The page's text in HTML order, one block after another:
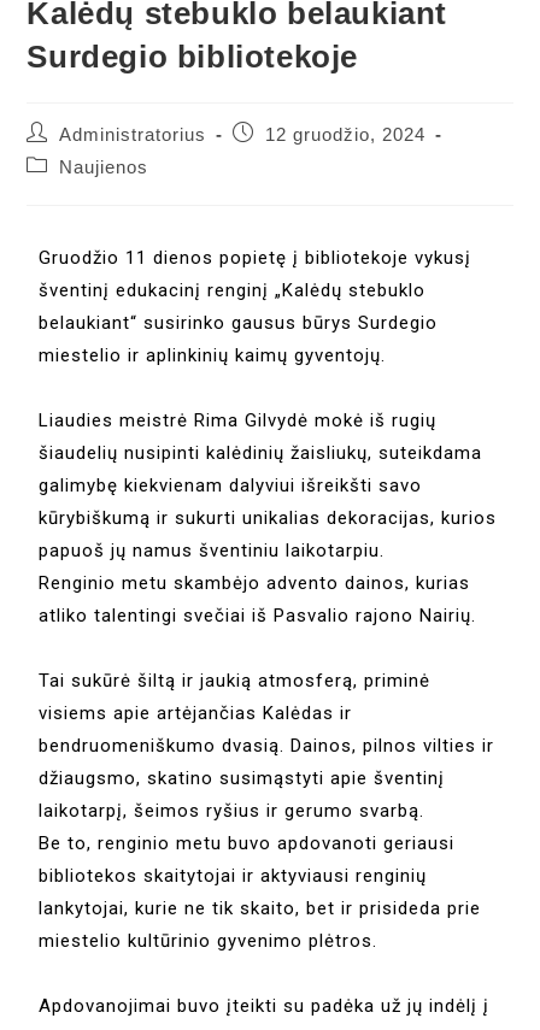
Kalėdų stebuklo belaukiant
Surdegio bibliotekoje
Administratorius
12 gruodžio, 2024
Naujienos
Gruodžio 11 dienos popietę į bibliotekoje vykusį
šventinį edukacinį renginį „Kalėdų stebuklo
belaukiant“ susirinko gausus būrys Surdegio
miestelio ir aplinkinių kaimų gyventojų.
Liaudies meistrė Rima Gilvydė mokė iš rugių
šiaudelių nusipinti kalėdinių žaisliukų, suteikdama
galimybę kiekvienam dalyviui išreikšti savo
kūrybiškumą ir sukurti unikalias dekoracijas, kurios
papuoš jų namus šventiniu laikotarpiu.
Renginio metu skambėjo advento dainos, kurias
atliko talentingi svečiai iš Pasvalio rajono Nairių.
Tai sukūrė šiltą ir jaukią atmosferą, priminė
visiems apie artėjančias Kalėdas ir
bendruomeniškumo dvasią. Dainos, pilnos vilties ir
džiaugsmo, skatino susimąstyti apie šventinį
laikotarpį, šeimos ryšius ir gerumo svarbą.
Be to, renginio metu buvo apdovanoti geriausi
bibliotekos skaitytojai ir aktyviausi renginių
lankytojai, kurie ne tik skaito, bet ir prisideda prie
miestelio kultūrinio gyvenimo plėtros.
Apdovanojimai buvo įteikti su padėka už jų indėlį į